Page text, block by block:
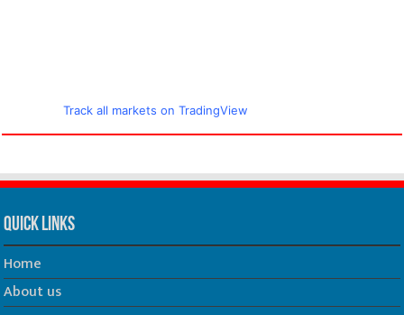
Track all markets on TradingView
Quick Links
Home
About us